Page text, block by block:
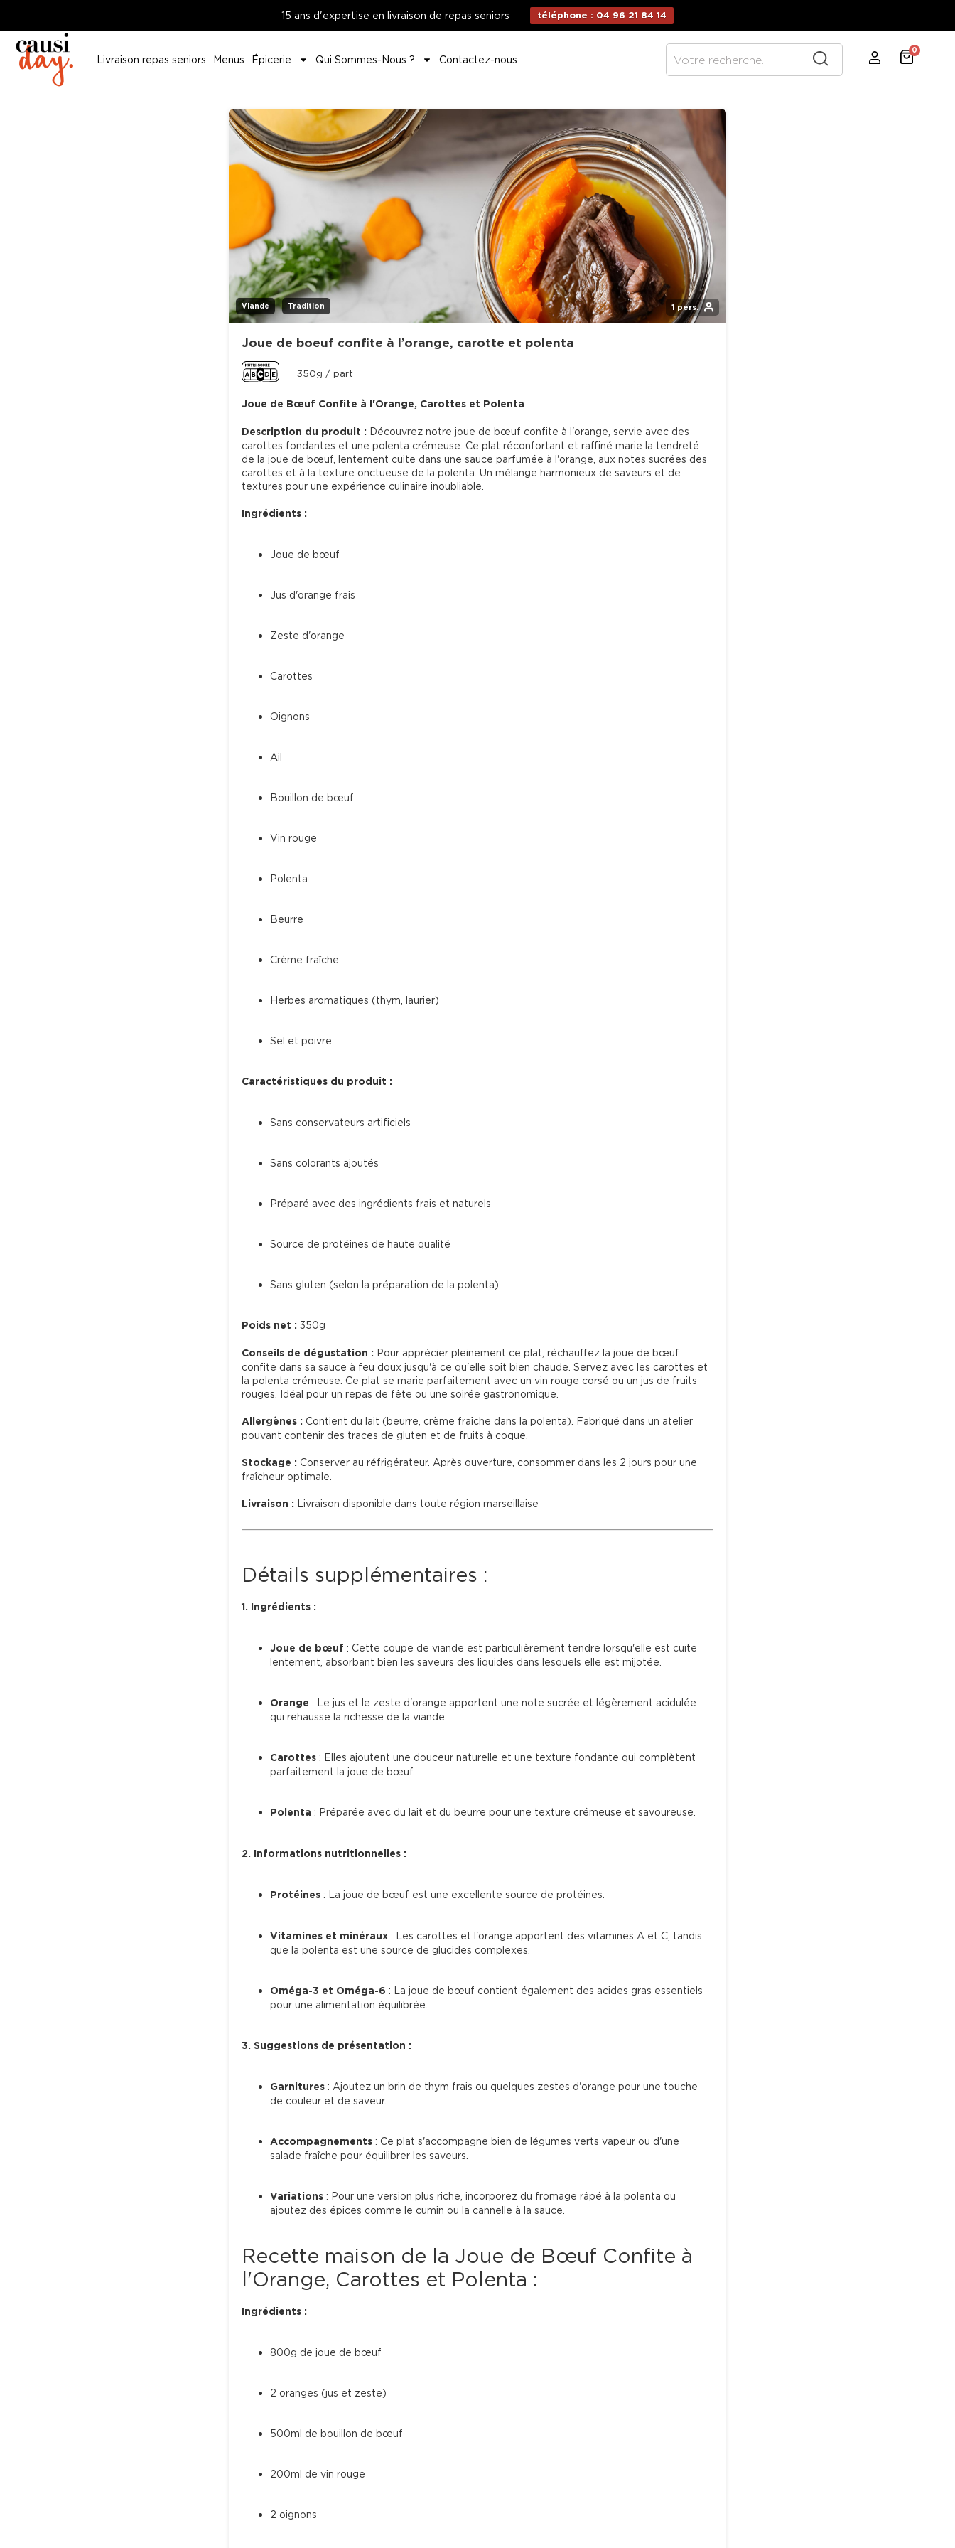
15 ans d'expertise en livraison de repas seniors téléphone : 04 96 21 84 14
Livraison repas seniors Menus Épicerie Qui Sommes-Nous ? Contactez-nous
0
Viande Tradition 1 pers.
Joue de boeuf confite à l’orange, carotte et polenta
350g / part
Joue de Bœuf Confite à l'Orange, Carottes et Polenta
Description du produit : Découvrez notre joue de bœuf confite à l'orange, servie avec des
carottes fondantes et une polenta crémeuse. Ce plat réconfortant et raffiné marie la tendreté
de la joue de bœuf, lentement cuite dans une sauce parfumée à l'orange, aux notes sucrées des
carottes et à la texture onctueuse de la polenta. Un mélange harmonieux de saveurs et de
textures pour une expérience culinaire inoubliable.
Ingrédients :
Joue de bœuf
Jus d'orange frais
Zeste d'orange
Carottes
Oignons
Ail
Bouillon de bœuf
Vin rouge
Polenta
Beurre
Crème fraîche
Herbes aromatiques (thym, laurier)
Sel et poivre
Caractéristiques du produit :
Sans conservateurs artificiels
Sans colorants ajoutés
Préparé avec des ingrédients frais et naturels
Source de protéines de haute qualité
Sans gluten (selon la préparation de la polenta)
Poids net : 350g
Conseils de dégustation : Pour apprécier pleinement ce plat, réchauffez la joue de bœuf
confite dans sa sauce à feu doux jusqu'à ce qu'elle soit bien chaude. Servez avec les carottes et
la polenta crémeuse. Ce plat se marie parfaitement avec un vin rouge corsé ou un jus de fruits
rouges. Idéal pour un repas de fête ou une soirée gastronomique.
Allergènes : Contient du lait (beurre, crème fraîche dans la polenta). Fabriqué dans un atelier
pouvant contenir des traces de gluten et de fruits à coque.
Stockage : Conserver au réfrigérateur. Après ouverture, consommer dans les 2 jours pour une
fraîcheur optimale.
Livraison : Livraison disponible dans toute région marseillaise
Détails supplémentaires :
1. Ingrédients :
Joue de bœuf : Cette coupe de viande est particulièrement tendre lorsqu'elle est cuite
lentement, absorbant bien les saveurs des liquides dans lesquels elle est mijotée.
Orange : Le jus et le zeste d'orange apportent une note sucrée et légèrement acidulée
qui rehausse la richesse de la viande.
Carottes : Elles ajoutent une douceur naturelle et une texture fondante qui complètent
parfaitement la joue de bœuf.
Polenta : Préparée avec du lait et du beurre pour une texture crémeuse et savoureuse.
2. Informations nutritionnelles :
Protéines : La joue de bœuf est une excellente source de protéines.
Vitamines et minéraux : Les carottes et l'orange apportent des vitamines A et C, tandis
que la polenta est une source de glucides complexes.
Oméga-3 et Oméga-6 : La joue de bœuf contient également des acides gras essentiels
pour une alimentation équilibrée.
3. Suggestions de présentation :
Garnitures : Ajoutez un brin de thym frais ou quelques zestes d'orange pour une touche
de couleur et de saveur.
Accompagnements : Ce plat s'accompagne bien de légumes verts vapeur ou d'une
salade fraîche pour équilibrer les saveurs.
Variations : Pour une version plus riche, incorporez du fromage râpé à la polenta ou
ajoutez des épices comme le cumin ou la cannelle à la sauce.
Recette maison de la Joue de Bœuf Confite à
l'Orange, Carottes et Polenta :
Ingrédients :
800g de joue de bœuf
2 oranges (jus et zeste)
500ml de bouillon de bœuf
200ml de vin rouge
2 oignons